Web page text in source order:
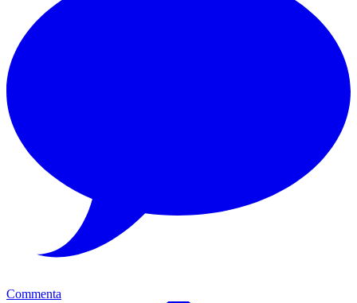
Commenta